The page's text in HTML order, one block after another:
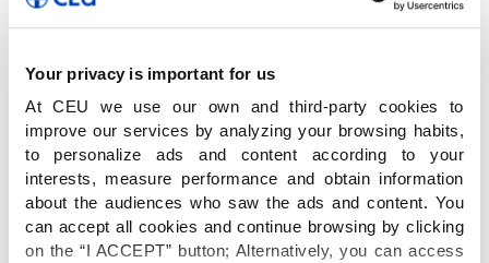
Your privacy is important for us
At CEU we use our own and third-party cookies to
improve our services by analyzing your browsing habits,
to personalize ads and content according to your
interests, measure performance and obtain information
about the audiences who saw the ads and content. You
can accept all cookies and continue browsing by clicking
on the “I ACCEPT” button; Alternatively, you can access
Al ser el alumno el protagonista del proceso de
aprendizaje y tener un papel activo en la
elaboración del proyecto,mejora su
proactividad e interés,
lo que propicia una
mayor interiorización del conocimiento. Además,
es un método de trabajo que les servirá para el